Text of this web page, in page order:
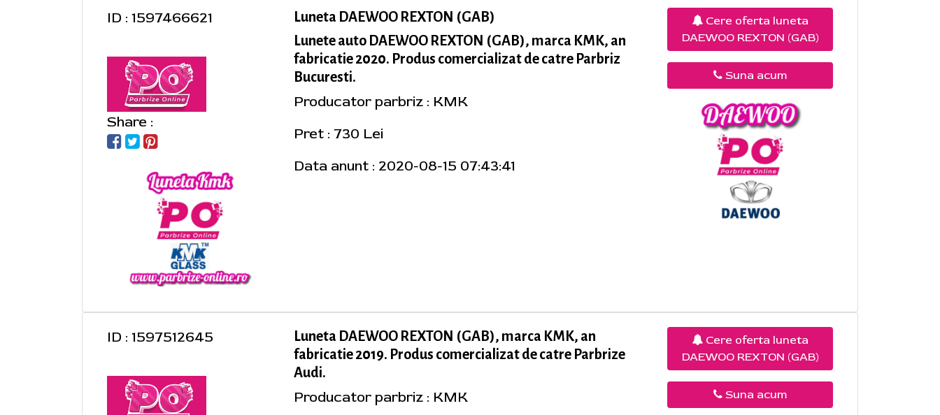
ID : 1597466621
Share :
Luneta DAEWOO REXTON (GAB)
Lunete auto DAEWOO REXTON (GAB), marca KMK, an
fabricatie 2020. Produs comercializat de catre Parbriz
Bucuresti.
Producator parbriz : KMK
Pret : 730 Lei
Data anunt : 2020-08-15 07:43:41
Cere oferta luneta
DAEWOO REXTON (GAB)
Suna acum
ID : 1597512645
Luneta DAEWOO REXTON (GAB), marca KMK, an
fabricatie 2019. Produs comercializat de catre Parbrize
Audi.
Producator parbriz : KMK
Cere oferta luneta
DAEWOO REXTON (GAB)
Suna acum